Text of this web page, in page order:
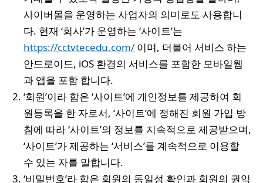
사이버몰을 운영하는 사업자의 의미로도 사용합니
다. 현재 ‘회사’가 운영하는 ‘사이트’는
https://cctvtecedu.com/ 이며, 더불어 서비스 하는
안드로이드, iOS 환경의 서비스를 포함한 모바일웹
과 앱을 포함 합니다.
‘회원’이라 함은 ‘사이트’에 개인정보를 제공하여 회
원등록을 한 자로서, ‘사이트’에 정해진 회원 가입 방
침에 따라 ‘사이트’의 정보를 지속적으로 제공받으며,
‘사이트’가 제공하는 ‘서비스’를 계속적으로 이용할
수 있는 자를 말합니다.
‘비밀번호’라 함은 회원의 동일성 확인과 회원의 권익